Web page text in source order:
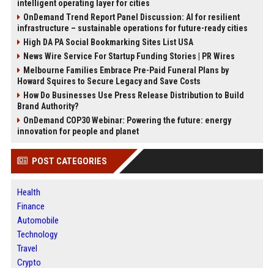
intelligent operating layer for cities
OnDemand Trend Report Panel Discussion: AI for resilient
infrastructure – sustainable operations for future-ready cities
High DA PA Social Bookmarking Sites List USA
News Wire Service For Startup Funding Stories | PR Wires
Melbourne Families Embrace Pre-Paid Funeral Plans by
Howard Squires to Secure Legacy and Save Costs
How Do Businesses Use Press Release Distribution to Build
Brand Authority?
OnDemand COP30 Webinar: Powering the future: energy
innovation for people and planet
POST CATEGORIES
Health
Finance
Automobile
Technology
Travel
Crypto